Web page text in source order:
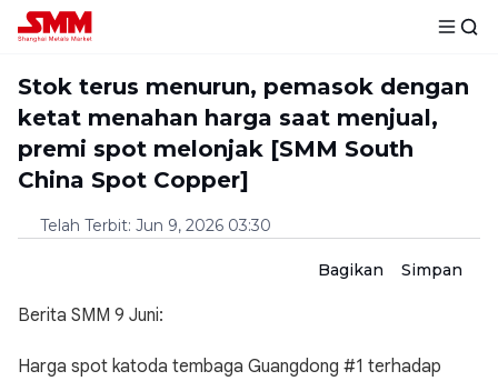
Stok terus menurun, pemasok dengan
ketat menahan harga saat menjual,
premi spot melonjak [SMM South
China Spot Copper]
Telah Terbit: Jun 9, 2026 03:30
Bagikan Simpan
Berita SMM 9 Juni:
Harga spot katoda tembaga Guangdong #1 terhadap